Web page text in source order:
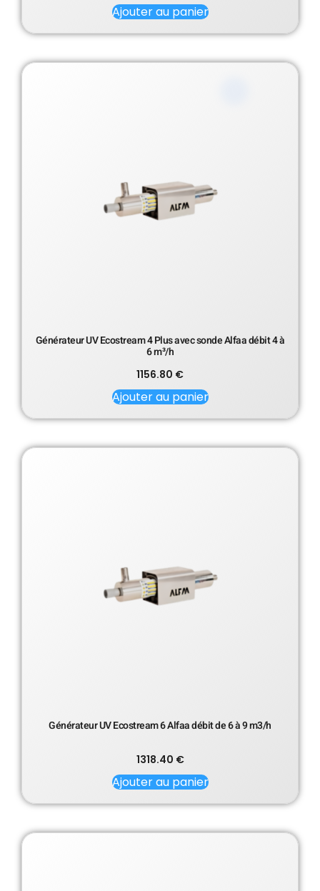
sur 5
Ajouter au panier
Générateur UV Ecostream 4 Plus avec sonde Alfaa débit 4 à
6 m³/h
1156.80 €
Ajouter au panier
Générateur UV Ecostream 6 Alfaa débit de 6 à 9 m3/h
1318.40 €
Ajouter au panier